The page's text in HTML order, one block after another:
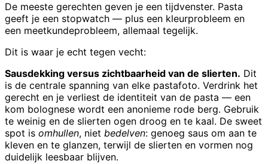
De meeste gerechten geven je een tijdvenster. Pasta
geeft je een stopwatch — plus een kleurprobleem en
een meetkundeprobleem, allemaal tegelijk.
Dit is waar je echt tegen vecht:
Sausdekking versus zichtbaarheid van de slierten. Dit
is de centrale spanning van elke pastafoto. Verdrink het
gerecht en je verliest de identiteit van de pasta — een
kom bolognese wordt een anonieme rode berg. Gebruik
te weinig en de slierten ogen droog en te kaal. De sweet
spot is omhullen, niet bedelven: genoeg saus om aan te
kleven en te glanzen, terwijl de slierten en vormen nog
duidelijk leesbaar blijven.